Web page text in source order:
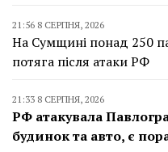
21:56 8 СЕРПНЯ, 2026
На Сумщині понад 250
потяга після атаки РФ
21:33 8 СЕРПНЯ, 2026
РФ атакувала
будинок та авто, є